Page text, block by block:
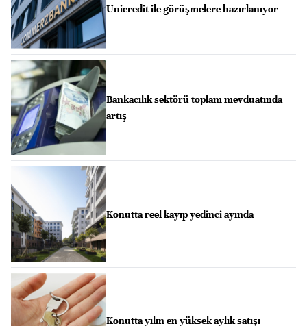
Unicredit ile görüşmelere hazırlanıyor
Bankacılık sektörü toplam mevduatında
artış
Konutta reel kayıp yedinci ayında
Konutta yılın en yüksek aylık satışı